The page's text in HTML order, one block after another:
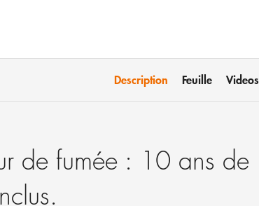
Description Feuille Videos
de fumée : 10 ans de